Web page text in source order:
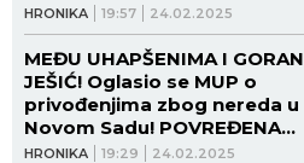
HRONIKA 19:57 24.02.2025
HRONIKA 19:29 24.02.2025
MEĐU UHAPŠENIMA I GORAN
JEŠIĆ! Oglasio se MUP o
privođenjima zbog nereda u
Novom Sadu! POVREĐENA
PETORICA POLICAJACA!